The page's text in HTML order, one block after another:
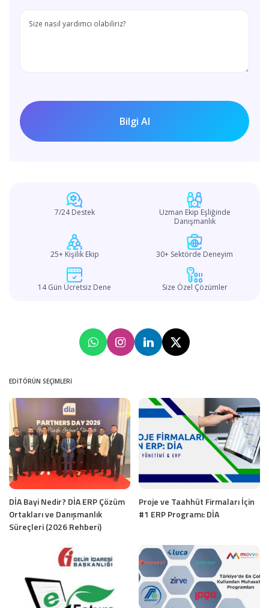
7/24 Destek
Uzman Ekip Eşliğinde
Danışmanlık
25+ Kişilik Ekip 30+ Sektörde Deneyim
14 Gün Ücretsiz Dene Size Özel Çözümler
EDITÖRÜN SEÇIMLERI
DİA Bayi Nedir? DİA ERP Çözüm
Ortakları ve Danışmanlık
Süreçleri (2026 Rehberi)
Proje ve Taahhüt Firmaları İçin
#1 ERP Programı: DİA